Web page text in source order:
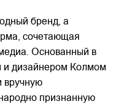
бренд, а
сочетающая
Основанный в
и дизайнером Колмом
вручную
признанную